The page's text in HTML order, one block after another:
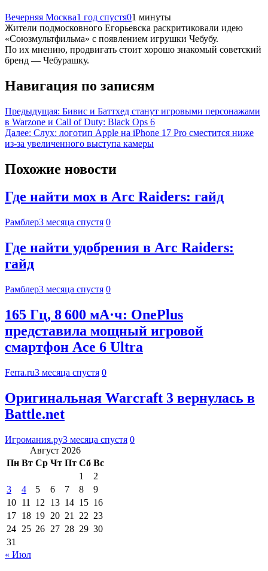
Вечерняя Москва1 год спустя01 минуты
Жители подмосковного Егорьевска раскритиковали идею
«Союзмультфильма» с появлением игрушки Чебубу.
По их мнению, продвигать стоит хорошо знакомый советский
бренд — Чебурашку.
Навигация по записям
Предыдущая: Бивис и Баттхед станут игровыми персонажами
в Warzone и Call of Duty: Black Ops 6
Далее: Слух: логотип Apple на iPhone 17 Pro сместится ниже
из-за увеличенного выступа камеры
Похожие новости
Где найти мох в Arc Raiders: гайд
Рамблер3 месяца спустя 0
Где найти удобрения в Arc Raiders:
гайд
Рамблер3 месяца спустя 0
165 Гц, 8 600 мА·ч: OnePlus
представила мощный игровой
смартфон Ace 6 Ultra
Ferra.ru3 месяца спустя 0
Оригинальная Warcraft 3 вернулась в
Battle.net
Игромания.ру3 месяца спустя 0
Август 2026
Пн Вт Ср Чт Пт Сб Вс
1
2
3
4 5 6 7 8
9
10 11 12 13 14 15 16
17 18 19 20 21 22 23
24 25 26 27 28 29 30
31
« Июл